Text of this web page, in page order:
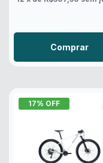
Comprar
17% OFF